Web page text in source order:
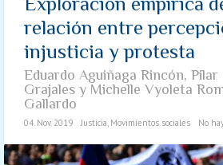
relación entre
injusticia y protesta
Eduardo Aguiñaga Rincón, Pilar
Grajales y Michelle Vyoleta
Gallardo
04. Nov. 2019 Justicia, Movimientos sociales No